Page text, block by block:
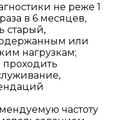
не реже 1
в 6 месяцев,
старый,
или
нагрузкам;
проходить
частоту